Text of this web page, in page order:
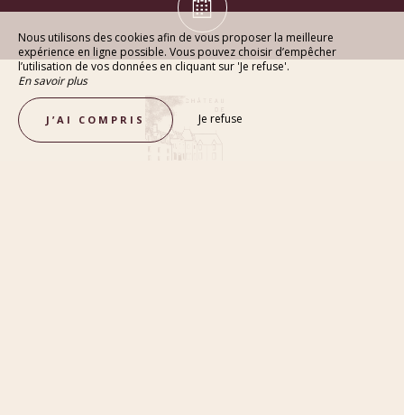
Nous utilisons des cookies afin de vous proposer la meilleure
expérience en ligne possible. Vous pouvez choisir d’empêcher
l’utilisation de vos données en cliquant sur 'Je refuse'.
En savoir plus
J’AI COMPRIS Je refuse